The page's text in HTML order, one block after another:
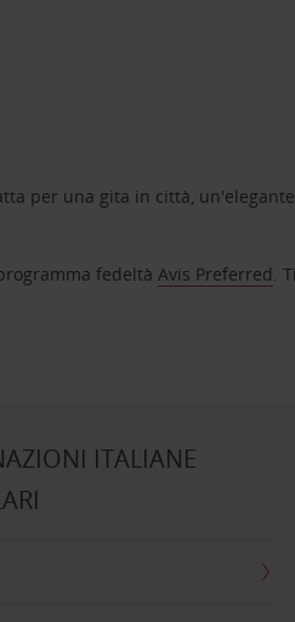
per una gita in città,
fedeltàAvis Preferred.
ITALIANE